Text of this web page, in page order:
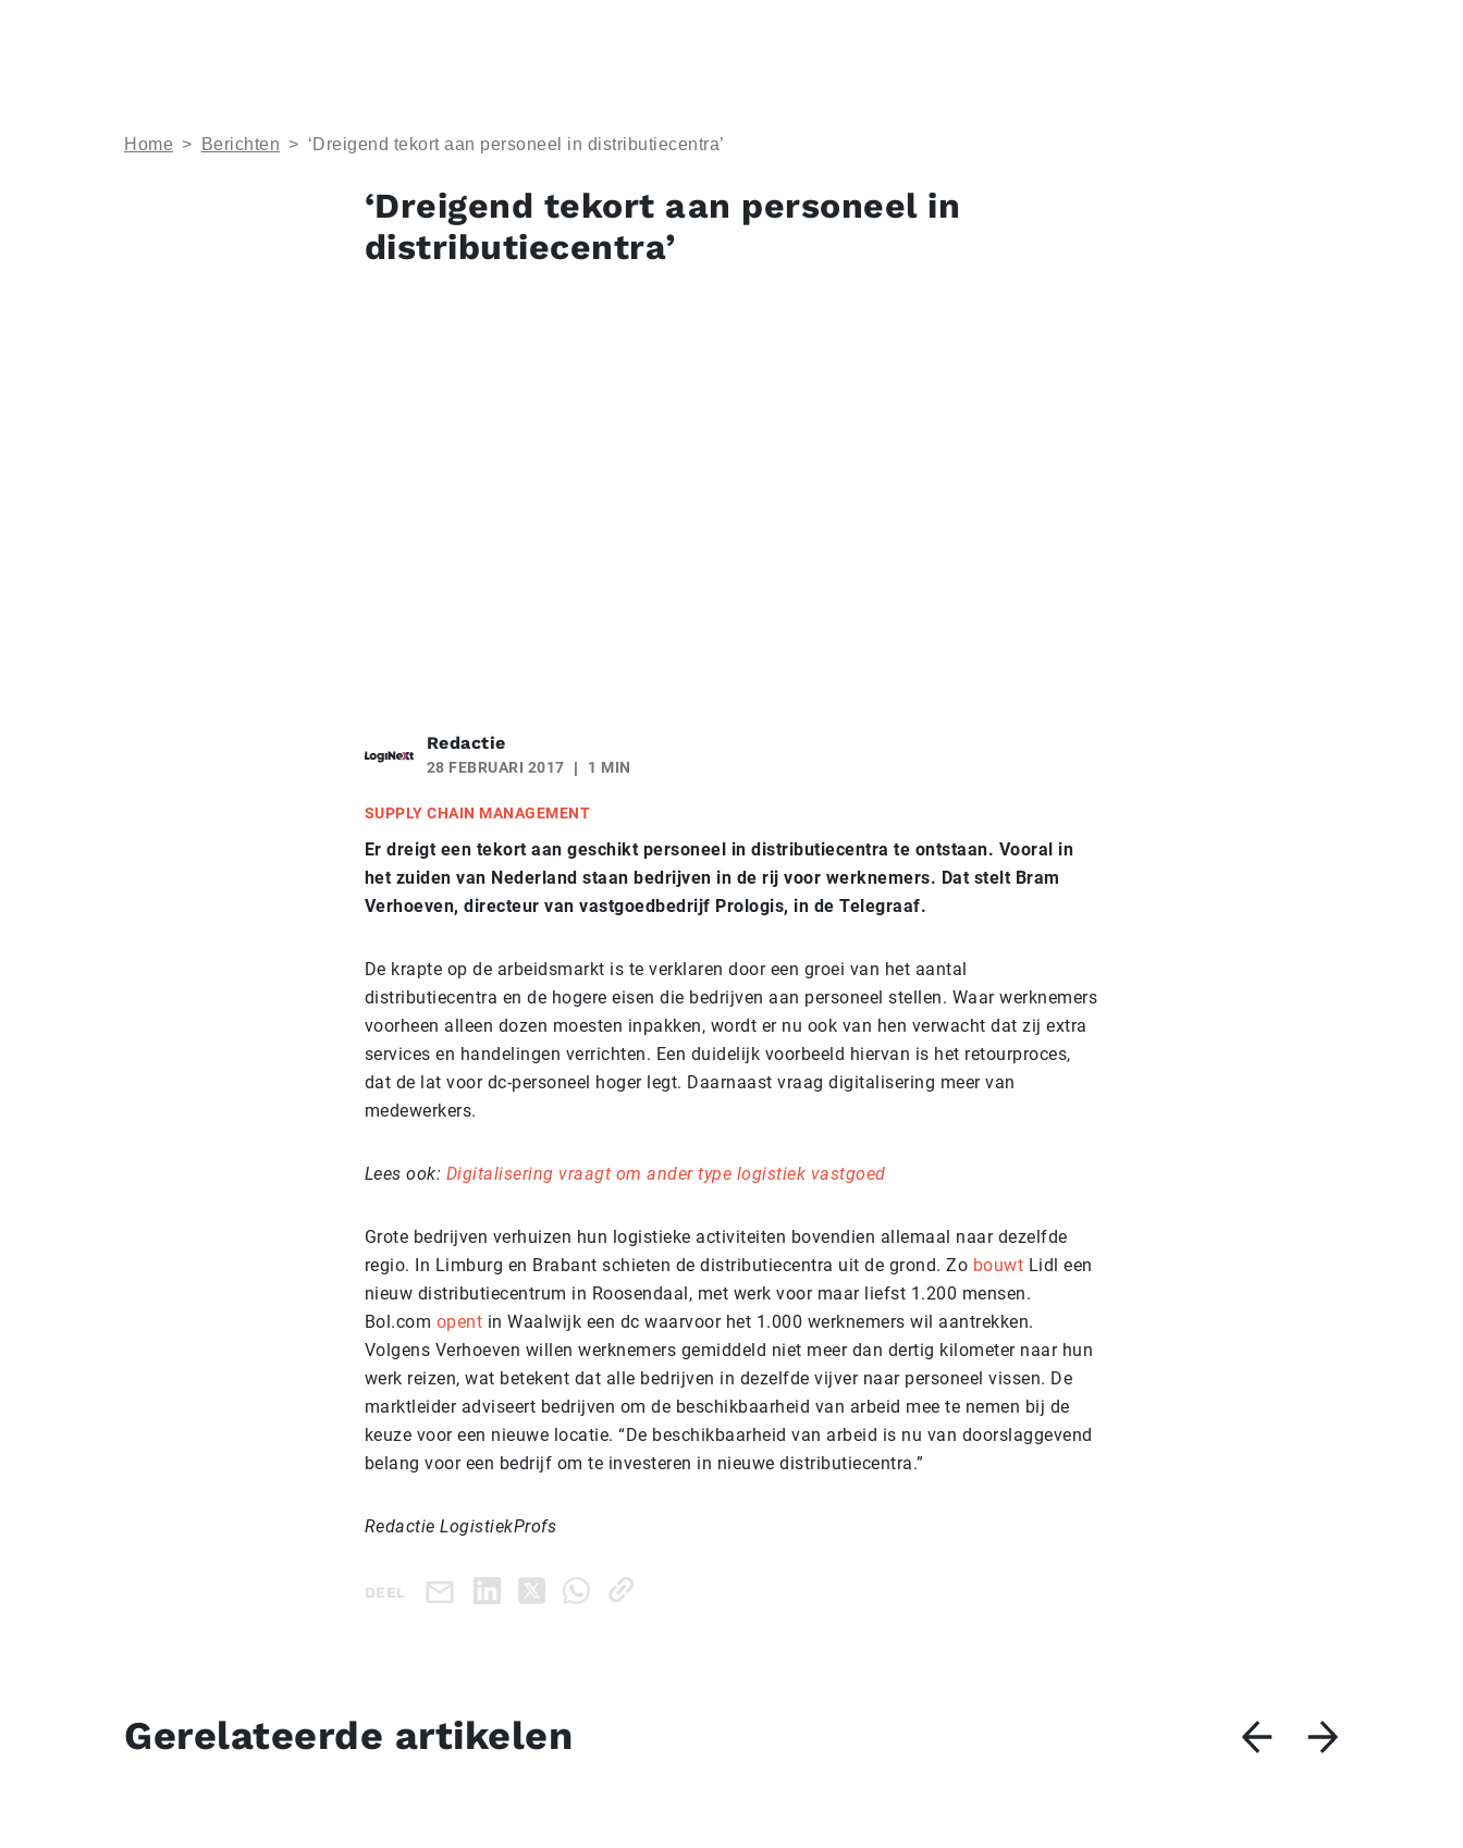
Home > Berichten > ‘Dreigend tekort aan personeel in distributiecentra’
‘Dreigend tekort aan personeel in
distributiecentra’
Redactie
28 FEBRUARI 2017 1 MIN
SUPPLY CHAIN MANAGEMENT
Er dreigt een tekort aan geschikt personeel in distributiecentra te ontstaan. Vooral in
het zuiden van Nederland staan bedrijven in de rij voor werknemers. Dat stelt Bram
Verhoeven, directeur van vastgoedbedrijf Prologis, in de Telegraaf.
De krapte op de arbeidsmarkt is te verklaren door een groei van het aantal
distributiecentra en de hogere eisen die bedrijven aan personeel stellen. Waar werknemers
voorheen alleen dozen moesten inpakken, wordt er nu ook van hen verwacht dat zij extra
services en handelingen verrichten. Een duidelijk voorbeeld hiervan is het retourproces,
dat de lat voor dc-personeel hoger legt. Daarnaast vraag digitalisering meer van
medewerkers.
Lees ook: Digitalisering vraagt om ander type logistiek vastgoed
Grote bedrijven verhuizen hun logistieke activiteiten bovendien allemaal naar dezelfde
regio. In Limburg en Brabant schieten de distributiecentra uit de grond. Zo bouwt Lidl een
nieuw distributiecentrum in Roosendaal, met werk voor maar liefst 1.200 mensen.
Bol.com opent in Waalwijk een dc waarvoor het 1.000 werknemers wil aantrekken.
Volgens Verhoeven willen werknemers gemiddeld niet meer dan dertig kilometer naar hun
werk reizen, wat betekent dat alle bedrijven in dezelfde vijver naar personeel vissen. De
marktleider adviseert bedrijven om de beschikbaarheid van arbeid mee te nemen bij de
keuze voor een nieuwe locatie. “De beschikbaarheid van arbeid is nu van doorslaggevend
belang voor een bedrijf om te investeren in nieuwe distributiecentra.”
Redactie LogistiekProfs
DEEL
Gerelateerde artikelen